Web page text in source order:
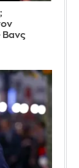
Βανς